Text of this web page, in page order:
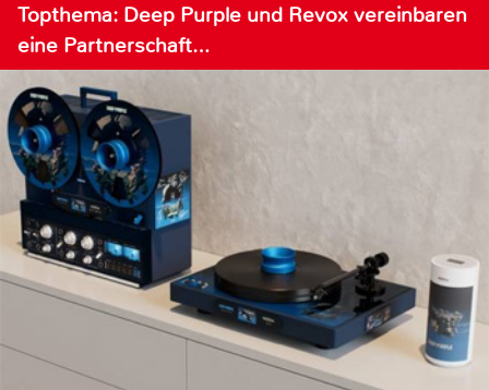
Topthema: Deep Purple und Revox vereinbaren
eine Partnerschaft…